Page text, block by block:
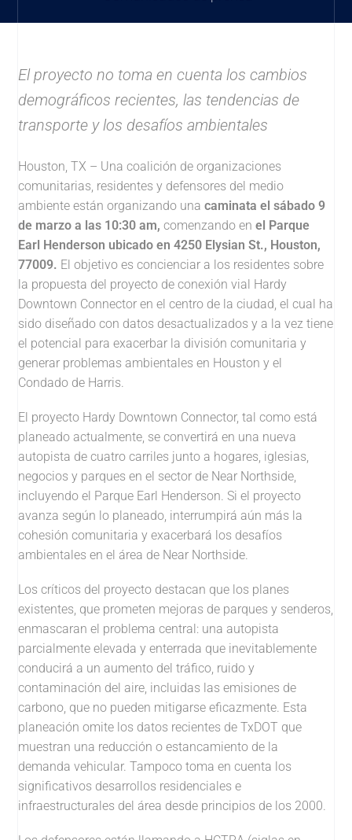
El proyecto no toma en cuenta los cambios
demográficos recientes, las tendencias de
transporte y los desafíos ambientales
Houston, TX – Una coalición de organizaciones
comunitarias, residentes y defensores del medio
ambiente están organizando unacaminata el sábado 9
de marzo a las 10:30 am, comenzando enel Parque
Earl Henderson ubicado en 4250 Elysian St., Houston,
77009. El objetivo es concienciar a los residentes sobre
la propuesta del proyecto de conexión vial Hardy
Downtown Connector en el centro de la ciudad, el cual ha
sido diseñado con datos desactualizados y a la vez tiene
el potencial para exacerbar la división comunitaria y
generar problemas ambientales en Houston y el
Condado de Harris.
El proyecto Hardy Downtown Connector, tal como está
planeado actualmente, se convertirá en una nueva
autopista de cuatro carriles junto a hogares, iglesias,
negocios y parques en el sector de Near Northside,
incluyendo el Parque Earl Henderson. Si el proyecto
avanza según lo planeado, interrumpirá aún más la
cohesión comunitaria y exacerbará los desafíos
ambientales en el área de Near Northside.
Los críticos del proyecto destacan que los planes
existentes, que prometen mejoras de parques y senderos,
enmascaran el problema central: una autopista
parcialmente elevada y enterrada que inevitablemente
conducirá a un aumento del tráfico, ruido y
contaminación del aire, incluidas las emisiones de
carbono, que no pueden mitigarse eficazmente. Esta
planeación omite los datos recientes de TxDOT que
muestran una reducción o estancamiento de la
demanda vehicular. Tampoco toma en cuenta los
significativos desarrollos residenciales e
infraestructurales del área desde principios de los 2000.